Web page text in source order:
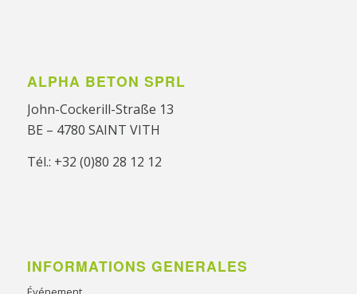
ALPHA BETON SPRL
John-Cockerill-Straße 13
BE – 4780 SAINT VITH
Tél.: +32 (0)80 28 12 12
INFORMATIONS GENERALES